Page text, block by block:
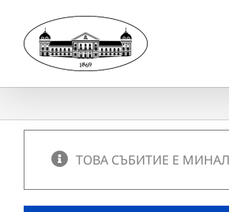
content
ТОВА СЪБИТИЕ Е